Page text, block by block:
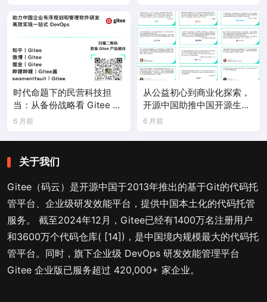
时代命题下的民营科技担
当：从备份战略看 Gitee 的
国家定位
6 月前
从公益初心到商业化探索，
开源中国助推中国开源生态
之路
6 月前
关于我们
Gitee（码云）是开源中国于2013年推出的基于Git的代码托
管平台、企业级研发效能平台，提供中国本土化的代码托管
服务。 截至2024年12月，Gitee已经有1400万名注册用户
和3600万个代码仓库( [14])，是中国境内规模最大的代码托
管平台。同时，旗下企业级 DevOps 研发效能管理平台
Gitee 企业版已服务超过 420,000+ 家企业。